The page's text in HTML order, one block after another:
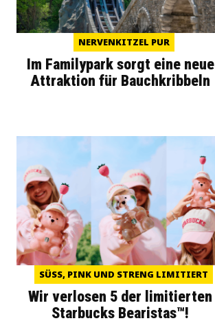
NERVENKITZEL PUR
Im Familypark sorgt eine neue
Attraktion für Bauchkribbeln
SÜSS, PINK UND STRENG LIMITIERT
Wir verlosen 5 der limitierten
Starbucks Bearistas™!